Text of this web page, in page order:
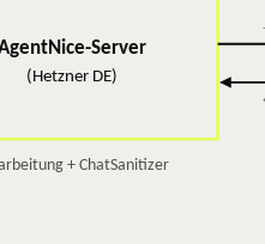
Server
(Hetzner DE)
+ ChatSanitizer